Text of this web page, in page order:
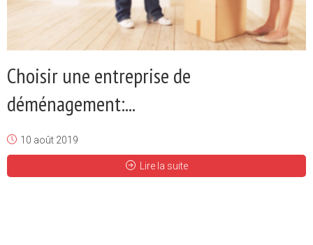
Choisir une entreprise de
déménagement:...
10 août 2019
Lire la suite